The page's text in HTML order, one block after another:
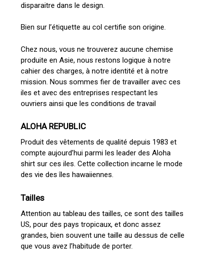
disparaitre dans le design.
Bien sur l’étiquette au col certifie son origine.
Chez nous, vous ne trouverez aucune chemise
produite en Asie, nous restons logique à notre
cahier des charges, à notre identité et à notre
mission. Nous sommes fier de travailler avec ces
iles et avec des entreprises respectant les
ouvriers ainsi que les conditions de travail
ALOHA REPUBLIC
Produit des vêtements de qualité depuis 1983 et
compte aujourd’hui parmi les leader des Aloha
shirt sur ces iles. Cette collection incarne le mode
des vie des îles hawaiiennes.
Tailles
Attention au tableau des tailles, ce sont des tailles
US, pour des pays tropicaux, et donc assez
grandes, bien souvent une taille au dessus de celle
que vous avez l’habitude de porter.